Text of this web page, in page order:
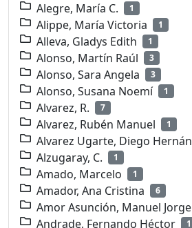
Alegre, María C. 1
Alippe, María Victoria 1
Alleva, Gladys Edith 1
Alonso, Martín Raúl 3
Alonso, Sara Angela 3
Alonso, Susana Noemí 1
Alvarez, R. 7
Alvarez, Rubén Manuel 1
Alvarez Ugarte, Diego Hernán
Alzugaray, C. 1
Amado, Marcelo 1
Amador, Ana Cristina 6
Amor Asunción, Manuel Jorge
Andrade, Fernando Héctor 1